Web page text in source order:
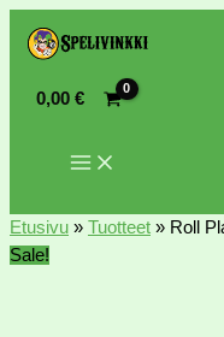
0,00€
Etusivu » Tuotteet » Roll
Sale!